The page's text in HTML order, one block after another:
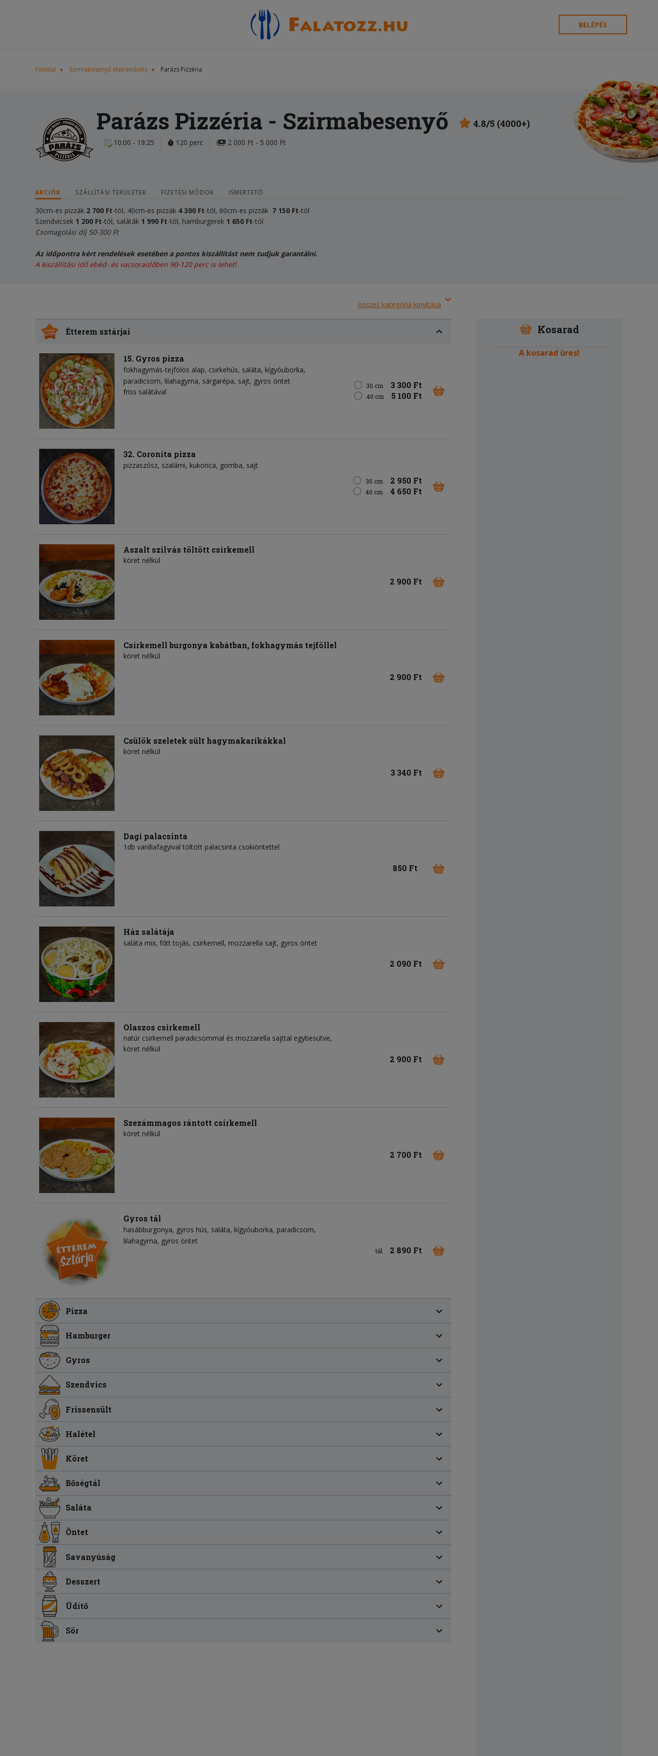
BELÉPÉS
Főoldal Szirmabesenyő ételrendelés Parázs Pizzéria
Parázs Pizzéria - Szirmabesenyő 4.8/5 (4000+)
10:00 - 19:25 120 perc 2 000 Ft - 5 000 Ft
AKCIÓK SZÁLLÍTÁSI TERÜLETEK FIZETÉSI MÓDOK ISMERTETŐ
30cm-es pizzák 2 700 Ft-tól, 40cm-es pizzák 4 300 Ft-tól, 60cm-es pizzák 7 150 Ft-tól
Szendvicsek 1 200 Ft-tól, saláták 1 990 Ft-tól, hamburgerek 1 650 Ft-tól
Csomagolási díj 50-300 Ft
Az időpontra kért rendelések esetében a pontos kiszállítást nem tudjuk garantálni.
A kiszállítási idő ebéd- és vacsoraidőben 90-120 perc is lehet!
összes kategória kinyitása
Étterem sztárjai
15. Gyros pizza
fokhagymás-tejfölös alap csirkehús saláta kígyóuborka
paradicsom lilahagyma sárgarépa sajt gyros öntet
friss salátával
30 cm 3 300 Ft
40 cm 5 100 Ft
32. Coronita pizza
pizzaszósz szalámi kukorica gomba sajt
30 cm 2 950 Ft
40 cm 4 650 Ft
Aszalt szilvás töltött csirkemell
köret nélkül
2 900 Ft
Csirkemell burgonya kabátban, fokhagymás tejföllel
köret nélkül
2 900 Ft
Csülök szeletek sült hagymakarikákkal
köret nélkül
3 340 Ft
Dagi palacsinta
1db vaníliafagyival töltött palacsinta csokiöntettel
850 Ft
Ház salátája
saláta mix főtt tojás csirkemell mozzarella sajt gyros öntet
2 090 Ft
Olaszos csirkemell
natúr csirkemell paradicsommal és mozzarella sajttal egybesütve,
köret nélkül
2 900 Ft
Szezámmagos rántott csirkemell
köret nélkül
2 700 Ft
Gyros tál
hasábburgonya gyros hús saláta kígyóuborka paradicsom
lilahagyma gyros öntet
tál 2 890 Ft
Pizza
Hamburger
Gyros
Szendvics
Frissensült
Halétel
Köret
Bőségtál
Saláta
Öntet
Savanyúság
Desszert
Üdítő
Sör
Kosarad
A kosarad üres!